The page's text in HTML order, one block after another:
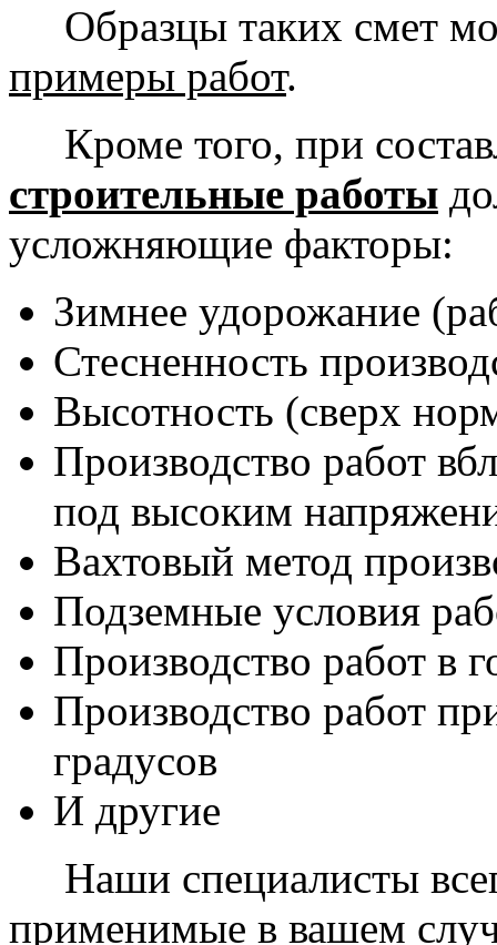
Образцы таких смет
примеры работ.
Кроме того, при
строительные работы
усложняющие факторы:
Зимнее удорожание
Стесненность
Высотность (сверх
Производство работ
под высоким
Вахтовый метод
Подземные условия
Производство работ в
Производство работ
градусов
И другие
Наши специалисты
применимые в вашем